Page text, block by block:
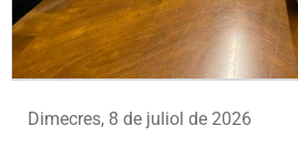
Dimecres, 8 de juliol de 2026